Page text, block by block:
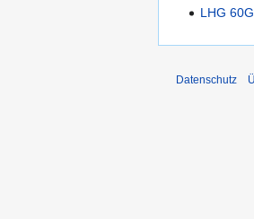
LHG 60G
Datenschutz